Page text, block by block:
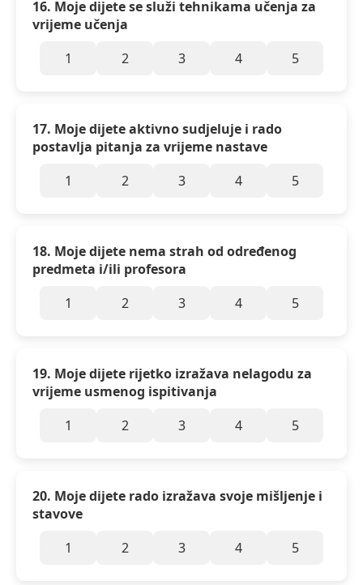
16. Moje dijete se služi tehnikama učenja za
vrijeme učenja
1
2 3 4 5
17. Moje dijete aktivno sudjeluje i rado
postavlja pitanja za vrijeme nastave
1
2 3 4 5
18. Moje dijete nema strah od određenog
predmeta i/ili profesora
1
2 3 4 5
19. Moje dijete rijetko izražava nelagodu za
vrijeme usmenog ispitivanja
1
2 3 4 5
20. Moje dijete rado izražava svoje mišljenje i
stavove
1
2 3 4 5